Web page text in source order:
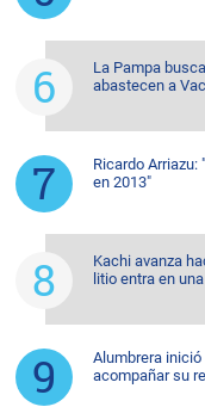
La Pampa
abastecen a
Ricardo
en 2013"
Kachi avanza
litio entra en
Alumbrera
acompañar su